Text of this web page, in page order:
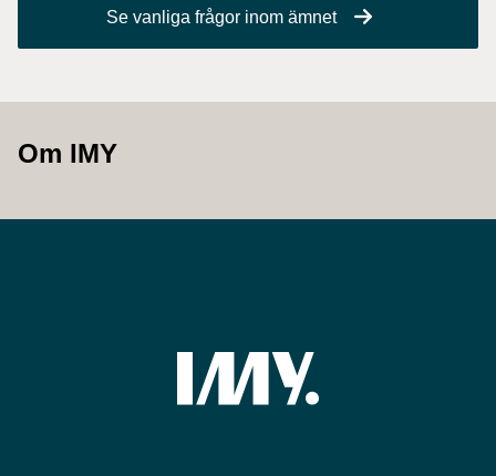
Se vanliga frågor inom ämnet
Om IMY